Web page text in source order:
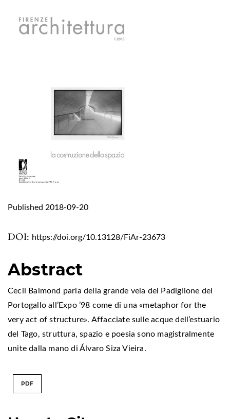
DOI: https://doi.org/10.13128/FiAr-23673
Published 2018-09-20
Abstract
Cecil Balmond parla della grande vela del Padiglione del
Portogallo all’Expo ’98 come di una «metaphor for the
very act of structure». Affacciate sulle acque dell’estuario
del Tago, struttura, spazio e poesia sono magistralmente
unite dalla mano di Álvaro Siza Vieira.
PDF